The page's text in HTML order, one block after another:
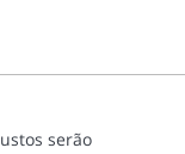
serão